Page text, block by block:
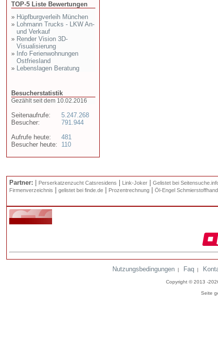
TOP-5 Liste Bewertungen
» Hüpfburgverleih München
» Lohmann Trucks - LKW An-
und Verkauf
» Render Vision 3D-
Visualisierung
» Info Ferienwohnungen
Ostfriesland
» Lebenslagen Beratung
Besucherstatistik
Gezählt seit dem 10.02.2016
Seitenaufrufe:
Besucher:
Aufrufe heute:
Besucher heute:
5.247.268
791.944
481
110
Partner: Perserkatzenzucht Catsresidens Link-Joker
Gelistet bei
Firmenverzeichnis
gelistet bei finde.de Prozentrechnung Öl-Engel
Nutzungsbedingungen | Faq |
Copyright © 2013 -
Seite